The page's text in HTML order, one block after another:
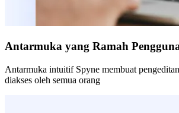
Antarmuka yang Ramah
Antarmuka intuitif Spyne membuat
diakses oleh semua orang